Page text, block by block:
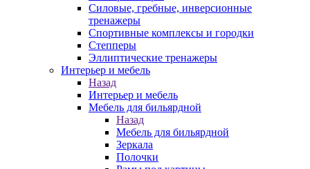
Силовые, гребные, инверсионные
тренажеры
Спортивные комплексы и городки
Степперы
Эллиптические тренажеры
Интерьер и мебель
Назад
Интерьер и мебель
Мебель для бильярдной
Назад
Мебель для бильярдной
Зеркала
Полочки